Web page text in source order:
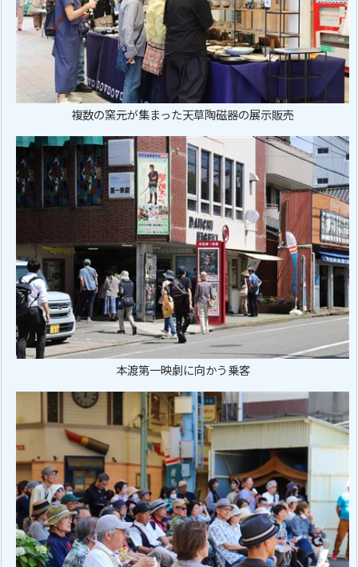
複数の窯元が集まった天草陶磁器の展示販売
本渡第一映劇に向かう乗客